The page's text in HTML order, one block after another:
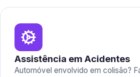
Assistência em Acidentes
Automóvel envolvido em colisão?